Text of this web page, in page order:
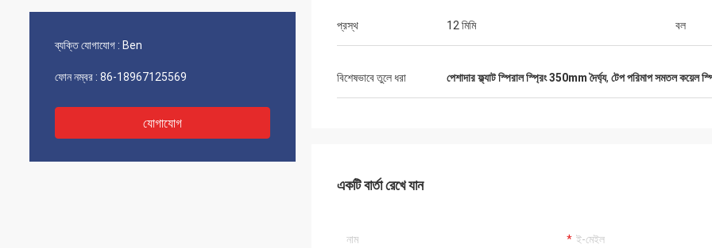
ব্যক্তি যোগাযোগ : Ben
ফোন নম্বর : 86-18967125569
যোগাযোগ
প্রস্থ 12 মিমি বল
বিশেষভাবে তুলে ধরা পেশাদার ফ্ল্যাট স্পিরাল স্প্রিং 350mm দৈর্ঘ্য, টেপ পরিমাপ সমতল কয়েল
একটি বার্তা রেখে যান